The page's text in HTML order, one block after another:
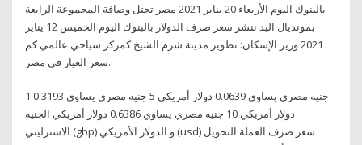
بالبنوك اليوم الأربعاء 20 يناير 2021 مصر تحتل وصافة المجموعة الرابعة
بمونديال اليد ننشر سعر صرف الدولار بالبنوك اليوم الخميس 12 يناير
2021 وزير الإسكان: تطوير مدينة شرم الشيخ كمركز سياحي عالمي كم
سعر العيار في مصر..
1 جنيه مصري يساوي 0.0639 دولار أمريكي 5 جنيه مصري يساوي 0.3193
دولار أمريكي 10 جنيه مصري يساوي 0.6386 دولار أمريكي الجنيه
الاسترليني (gbp) و الدولار الأمريكي (usd) سعر صرف العملة التحويل